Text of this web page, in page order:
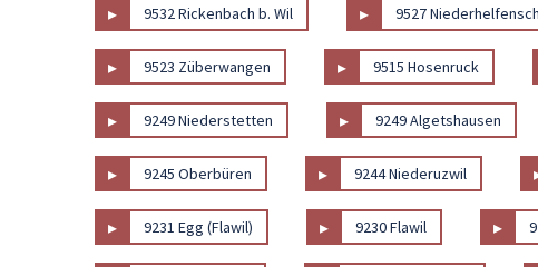
▸ 9532 Rickenbach b. Wil ▸ 9527
▸ 9523 Züberwangen ▸ 9515 Hosenruck
▸ 9249 Niederstetten ▸ 9249 Algetshausen
▸ 9245 Oberbüren ▸ 9244 Niederuzwil
▸ 9231 Egg (Flawil) ▸ 9230 Flawil ▸